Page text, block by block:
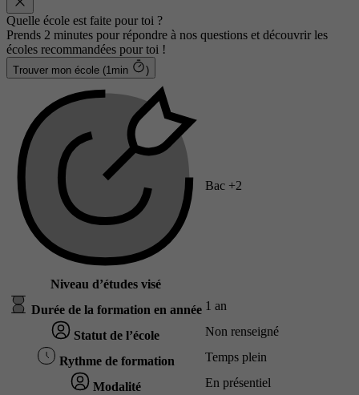
Quelle école est faite pour toi ?
Prends 2 minutes pour répondre à nos questions et découvrir les
écoles recommandées pour toi !
Trouver mon école (1min )
Niveau d’études visé
Bac +2
Durée de la formation en année 1 an
Statut de l’école Non renseigné
Rythme de formation Temps plein
Modalité En présentiel